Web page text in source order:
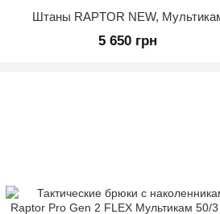
Штаны RAPTOR NEW,
5 650 грн